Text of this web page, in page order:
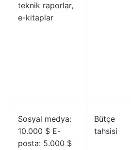
teknik raporlar,
e-kitaplar
Sosyal medya:
10.000 $ E-
posta: 5.000 $
Bütçe
tahsisi